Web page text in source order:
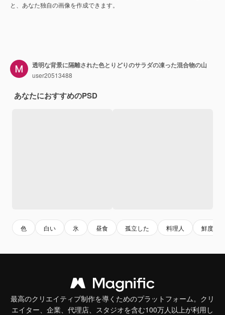
と、あなた独自の画像を作成できます。
透明な背景に隔離された色とりどりのサラダの凍った混合物の山
user20513488
あなたにおすすめのPSD
色 白い 氷 昼食 孤立した 料理人 鮮度
最高のクリエイティブ制作を導くためのプラットフォーム。クリ
エイター、企業、代理店、スタジオを含む100万人以上が利用し